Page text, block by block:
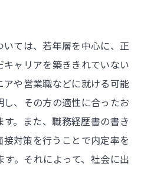
ては、若年層を中心に、正
ャリアを築ききれていない
や営業職などに就ける可能
、その方の適性に合ったお
。また、職務経歴書の書き
対策を行うことで内定率を
。それによって、社会に出